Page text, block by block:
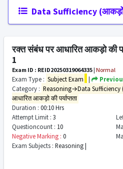
Data Sufficiency (आकड़ों
रक्त संबंध पर आधारित आकड़ो की
1
Exam ID : REID20250319064335 | Normal
Exam Type : Subject Exam |
Category : Reasoning→Data Sufficiency
आधारित आकड़ो की पर्याप्तता
Duration : 00:10 Hrs
Attempt Limit : 3
Questioncount : 10
Negative Marking : 0
Exam Subjects : Reasoning |